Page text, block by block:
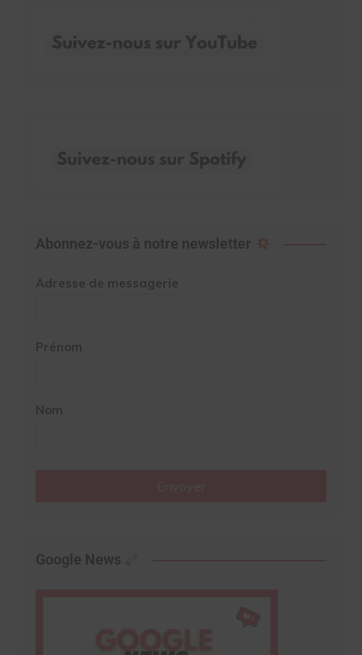
Abonnez-vous à notre newsletter
Adresse de messagerie
Prénom
Nom
Google News